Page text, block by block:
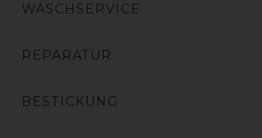
WASCHSERVICE
REPARATUR
BESTICKUNG